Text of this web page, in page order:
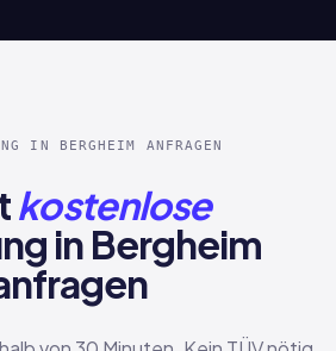
IN BERGHEIM ANFRAGEN
kostenlose
in Bergheim